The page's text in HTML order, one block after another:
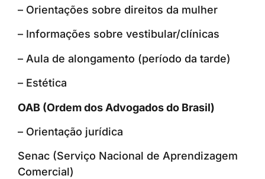
– Orientações sobre direitos da mulher
– Informações sobre vestibular/clínicas
– Aula de alongamento (período da tarde)
– Estética
OAB (Ordem dos Advogados do Brasil)
– Orientação jurídica
Senac (Serviço Nacional de Aprendizagem
Comercial)